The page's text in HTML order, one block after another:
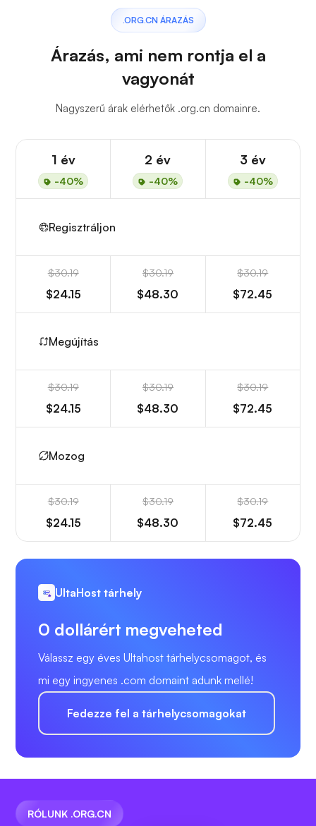
.ORG.CN ÁRAZÁS
Árazás, ami nem rontja el a
vagyonát
Nagyszerű árak elérhetők .org.cn domainre.
1 év
-40%
2 év
-40%
3 év
-40%
Regisztráljon
$30.19
$24.15
$30.19
$48.30
$30.19
$72.45
Megújítás
$30.19
$24.15
$30.19
$48.30
$30.19
$72.45
Mozog
$30.19
$24.15
$30.19
$48.30
$30.19
$72.45
UltaHost tárhely
0 dollárért megveheted
Válassz egy éves Ultahost tárhelycsomagot, és
mi egy ingyenes .com domaint adunk mellé!
Fedezze fel a tárhelycsomagokat
RÓLUNK .ORG.CN